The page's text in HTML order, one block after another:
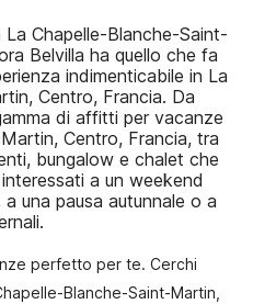
Chapelle-Blanche-Saint-
Belvilla ha quello che fa
indimenticabile in La
Centro, Francia. Da
di affitti per vacanze
Centro, Francia, tra
bungalow e chalet che
a un weekend
una pausa autunnale o a
perfetto per te. Cerchi
Blanche-Saint-Martin,